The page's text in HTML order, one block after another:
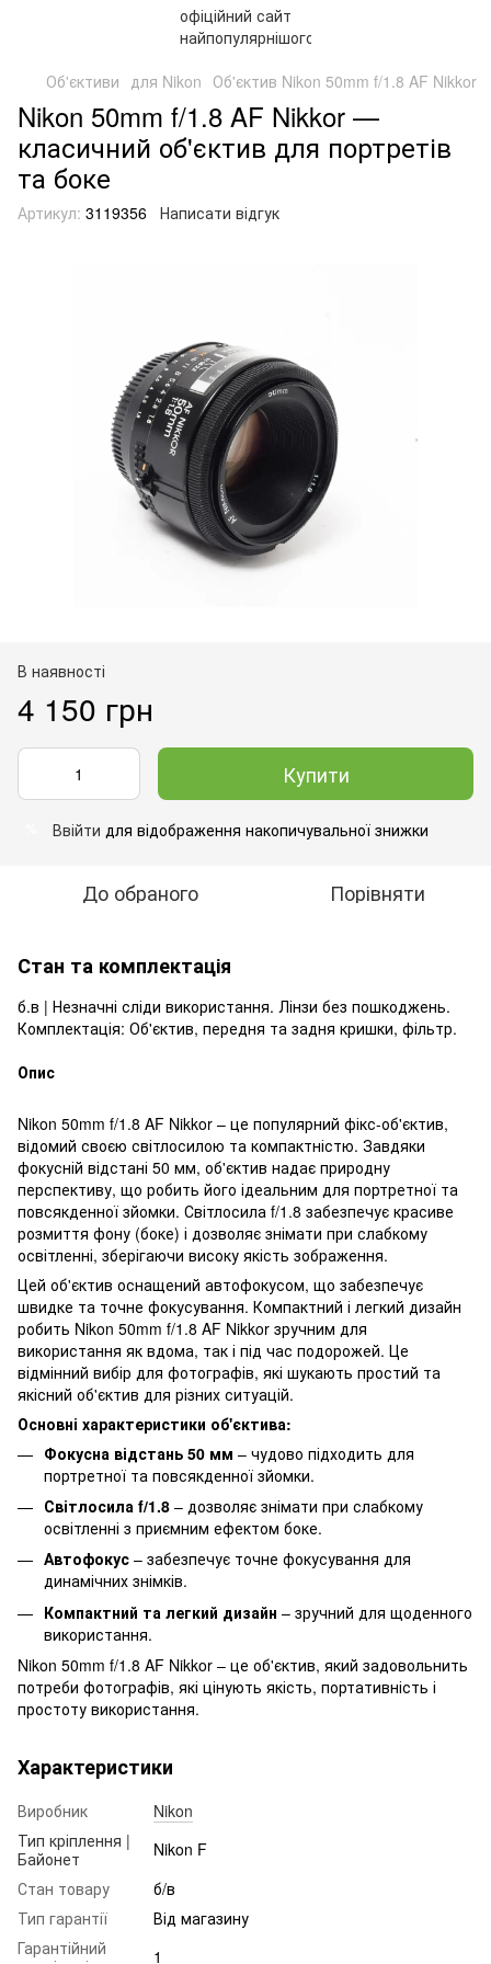
Об'єктиви для Nikon Об'єктив Nikon 50mm f/1.8 AF Nikkor
Nikon 50mm f/1.8 AF Nikkor —
класичний об'єктив для портретів
та боке
Артикул: 3119356 Написати відгук
В наявності
4 150 грн
Купити
Ввійти для відображення накопичувальної знижки
До обраного Порівняти
Стан та комплектація
б.в | Незначні сліди використання. Лінзи без пошкоджень.
Комплектація: Об'єктив, передня та задня кришки, фільтр.
Опис
Nikon 50mm f/1.8 AF Nikkor – це популярний фікс-об'єктив,
відомий своєю світлосилою та компактністю. Завдяки
фокусній відстані 50 мм, об'єктив надає природну
перспективу, що робить його ідеальним для портретної та
повсякденної зйомки. Світлосила f/1.8 забезпечує красиве
розмиття фону (боке) і дозволяє знімати при слабкому
освітленні, зберігаючи високу якість зображення.
Цей об'єктив оснащений автофокусом, що забезпечує
швидке та точне фокусування. Компактний і легкий дизайн
робить Nikon 50mm f/1.8 AF Nikkor зручним для
використання як вдома, так і під час подорожей. Це
відмінний вибір для фотографів, які шукають простий та
якісний об'єктив для різних ситуацій.
Основні характеристики об'єктива:
Фокусна відстань 50 мм – чудово підходить для
портретної та повсякденної зйомки.
Світлосила f/1.8 – дозволяє знімати при слабкому
освітленні з приємним ефектом боке.
Автофокус – забезпечує точне фокусування для
динамічних знімків.
Компактний та легкий дизайн – зручний для щоденного
використання.
Nikon 50mm f/1.8 AF Nikkor – це об'єктив, який задовольнить
потреби фотографів, які цінують якість, портативність і
простоту використання.
Характеристики
Виробник
Nikon
Тип кріплення |
Байонет
Nikon F
Стан товару
б/в
Тип гарантії
Від магазину
Гарантійний
1